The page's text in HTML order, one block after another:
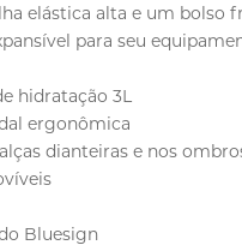
elástica alta e um bolso
para seu
hidratação 3L
ergonômica
dianteiras e nos
Bluesign